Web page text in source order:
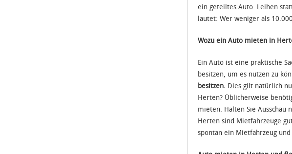
ein geteiltes Auto. Leihen
lautet: Wer weniger als
Wozu ein Auto mieten in
Ein Auto ist eine praktische
besitzen, um es nutzen zu
besitzen. Dies gilt natürlich
Herten? Üblicherweise
mieten. Halten Sie Ausschau
Herten sind Mietfahrzeuge
spontan ein Mietfahrzeug